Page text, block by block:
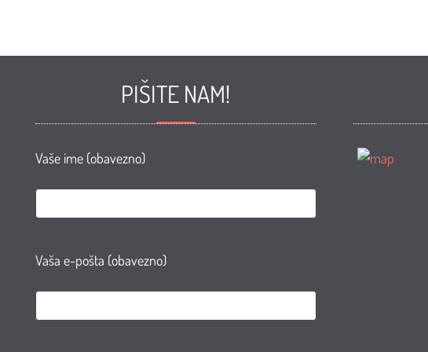
PIŠITE NAM!
Vaše ime (obavezno)
Vaša e-pošta (obavezno)